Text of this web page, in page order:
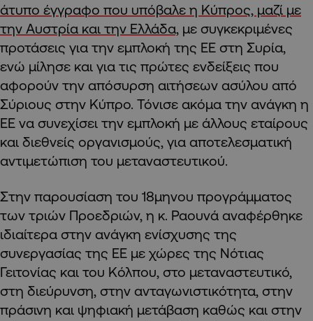
άτυπο έγγραφο που υπόβαλε η Κύπρος, μαζί με
την Αυστρία και την Ελλάδα, με συγκεκριμένες
προτάσεις για την εμπλοκή της ΕΕ στη Συρία,
ενώ μίλησε και για τις πρώτες ενδείξεις που
αφορούν την απόσυρση αιτήσεων ασύλου από
Σύριους στην Κύπρο. Τόνισε ακόμα την ανάγκη η
ΕΕ να συνεχίσει την εμπλοκή με άλλους εταίρους
και διεθνείς οργανισμούς, για αποτελεσματική
αντιμετώπιση του μεταναστευτικού.
Στην παρουσίαση του 18μηνου προγράμματος
των τριών Προεδριών, η κ. Ραουνά αναφέρθηκε
ιδιαίτερα στην ανάγκη ενίσχυσης της
συνεργασίας της ΕΕ με χώρες της Νότιας
Γειτονίας και του Κόλπου, στο μεταναστευτικό,
στη διεύρυνση, στην ανταγωνιστικότητα, στην
πράσινη και ψηφιακή μετάβαση καθώς και στην